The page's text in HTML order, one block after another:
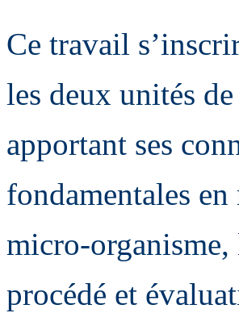
Ce travail
les deux unités
apportant ses
fondamentales
micro-organisme,
procédé et